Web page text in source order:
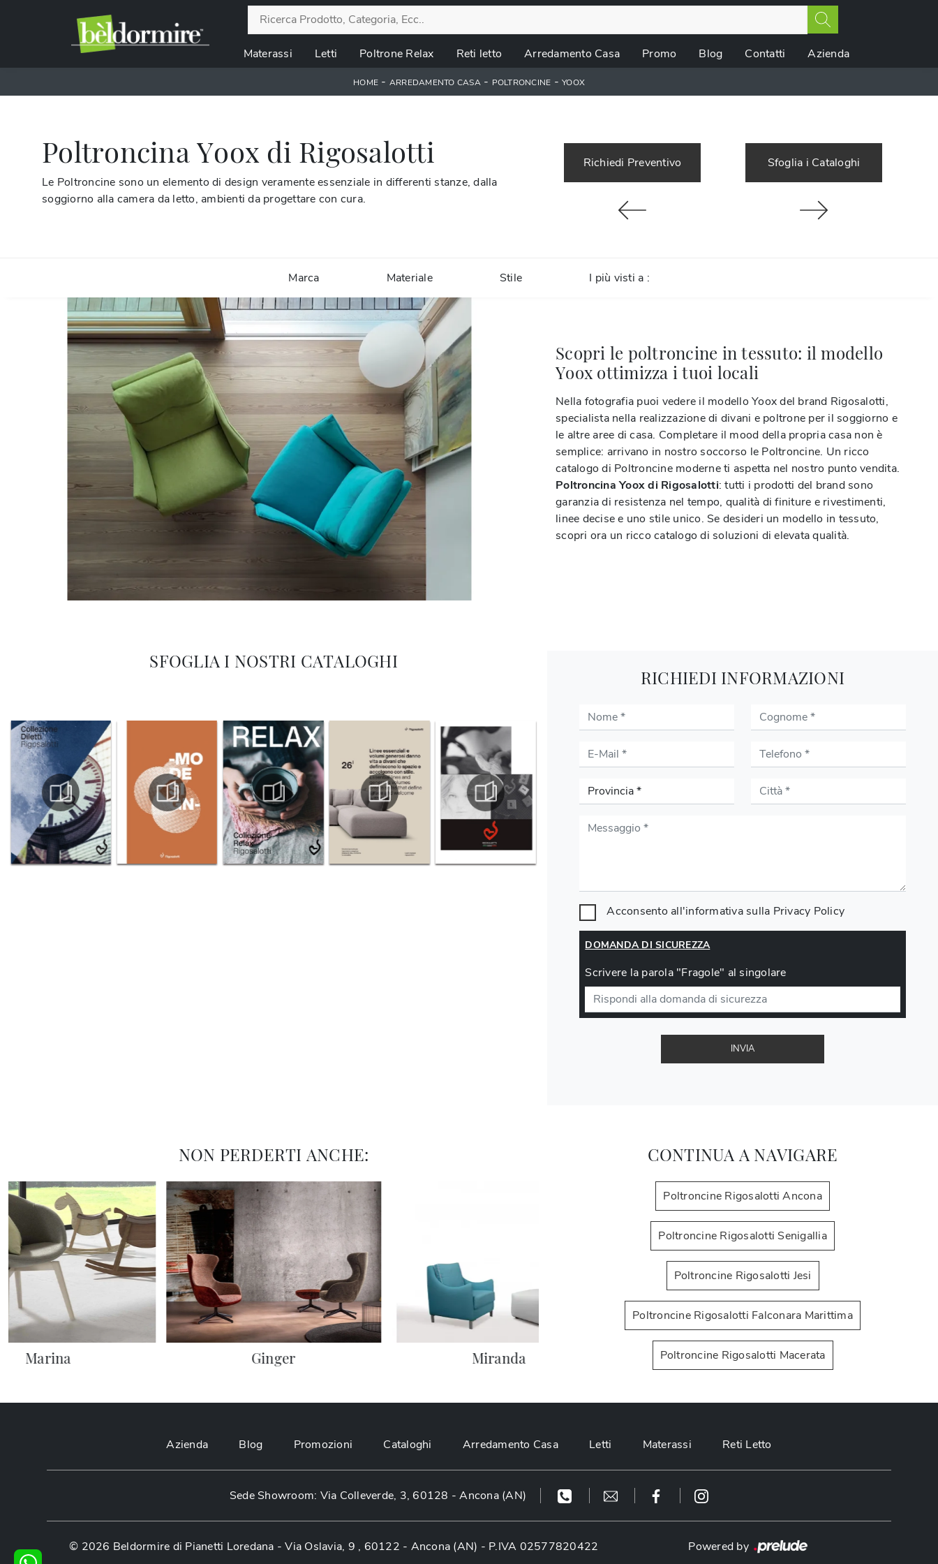
Materassi Letti Poltrone Relax Reti letto Arredamento Casa Promo Blog Contatti Azienda
HOME - ARREDAMENTO CASA- POLTRONCINE - YOOX
Poltroncina Yoox di Rigosalotti
Le Poltroncine sono un elemento di design veramente essenziale in differenti stanze, dalla
soggiorno alla camera da letto, ambienti da progettare con cura.
Richiedi Preventivo Sfoglia i Cataloghi
Marca Materiale Stile I più visti a :
Scopri le poltroncine in tessuto: il modello
Yoox ottimizza i tuoi locali
Nella fotografia puoi vedere il modello Yoox del brand Rigosalotti,
specialista nella realizzazione di divani e poltrone per il soggiorno e
le altre aree di casa. Completare il mood della propria casa non è
semplice: arrivano in nostro soccorso le Poltroncine. Un ricco
catalogo di Poltroncine moderne ti aspetta nel nostro punto vendita.
Poltroncina Yoox di Rigosalotti: tutti i prodotti del brand sono
garanzia di resistenza nel tempo, qualità di finiture e rivestimenti,
linee decise e uno stile unico. Se desideri un modello in tessuto,
scopri ora un ricco catalogo di soluzioni di elevata qualità.
SFOGLIA I NOSTRI CATALOGHI
RICHIEDI INFORMAZIONI
Acconsento all'informativa sulla Privacy Policy
DOMANDA DI SICUREZZA
Scrivere la parola "Fragole" al singolare
INVIA
NON PERDERTI ANCHE:
Marina Ginger Miranda Rachele
CONTINUA A NAVIGARE
Poltroncine Rigosalotti Ancona
Poltroncine Rigosalotti Senigallia
Poltroncine Rigosalotti Jesi
Poltroncine Rigosalotti Falconara Marittima
Poltroncine Rigosalotti Macerata
Azienda Blog Promozioni Cataloghi Arredamento Casa Letti Materassi Reti Letto
Sede Showroom: Via Colleverde, 3, 60128 - Ancona (AN)
© 2026 Beldormire di Pianetti Loredana -Via Oslavia, 9 , 60122 - Ancona (AN) - P.IVA 02577820422 Powered by